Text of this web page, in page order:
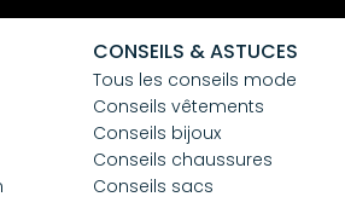
CONSEILS & ASTUCES
Tous les conseils mode
Conseils vêtements
Conseils bijoux
Conseils chaussures
Conseils sacs